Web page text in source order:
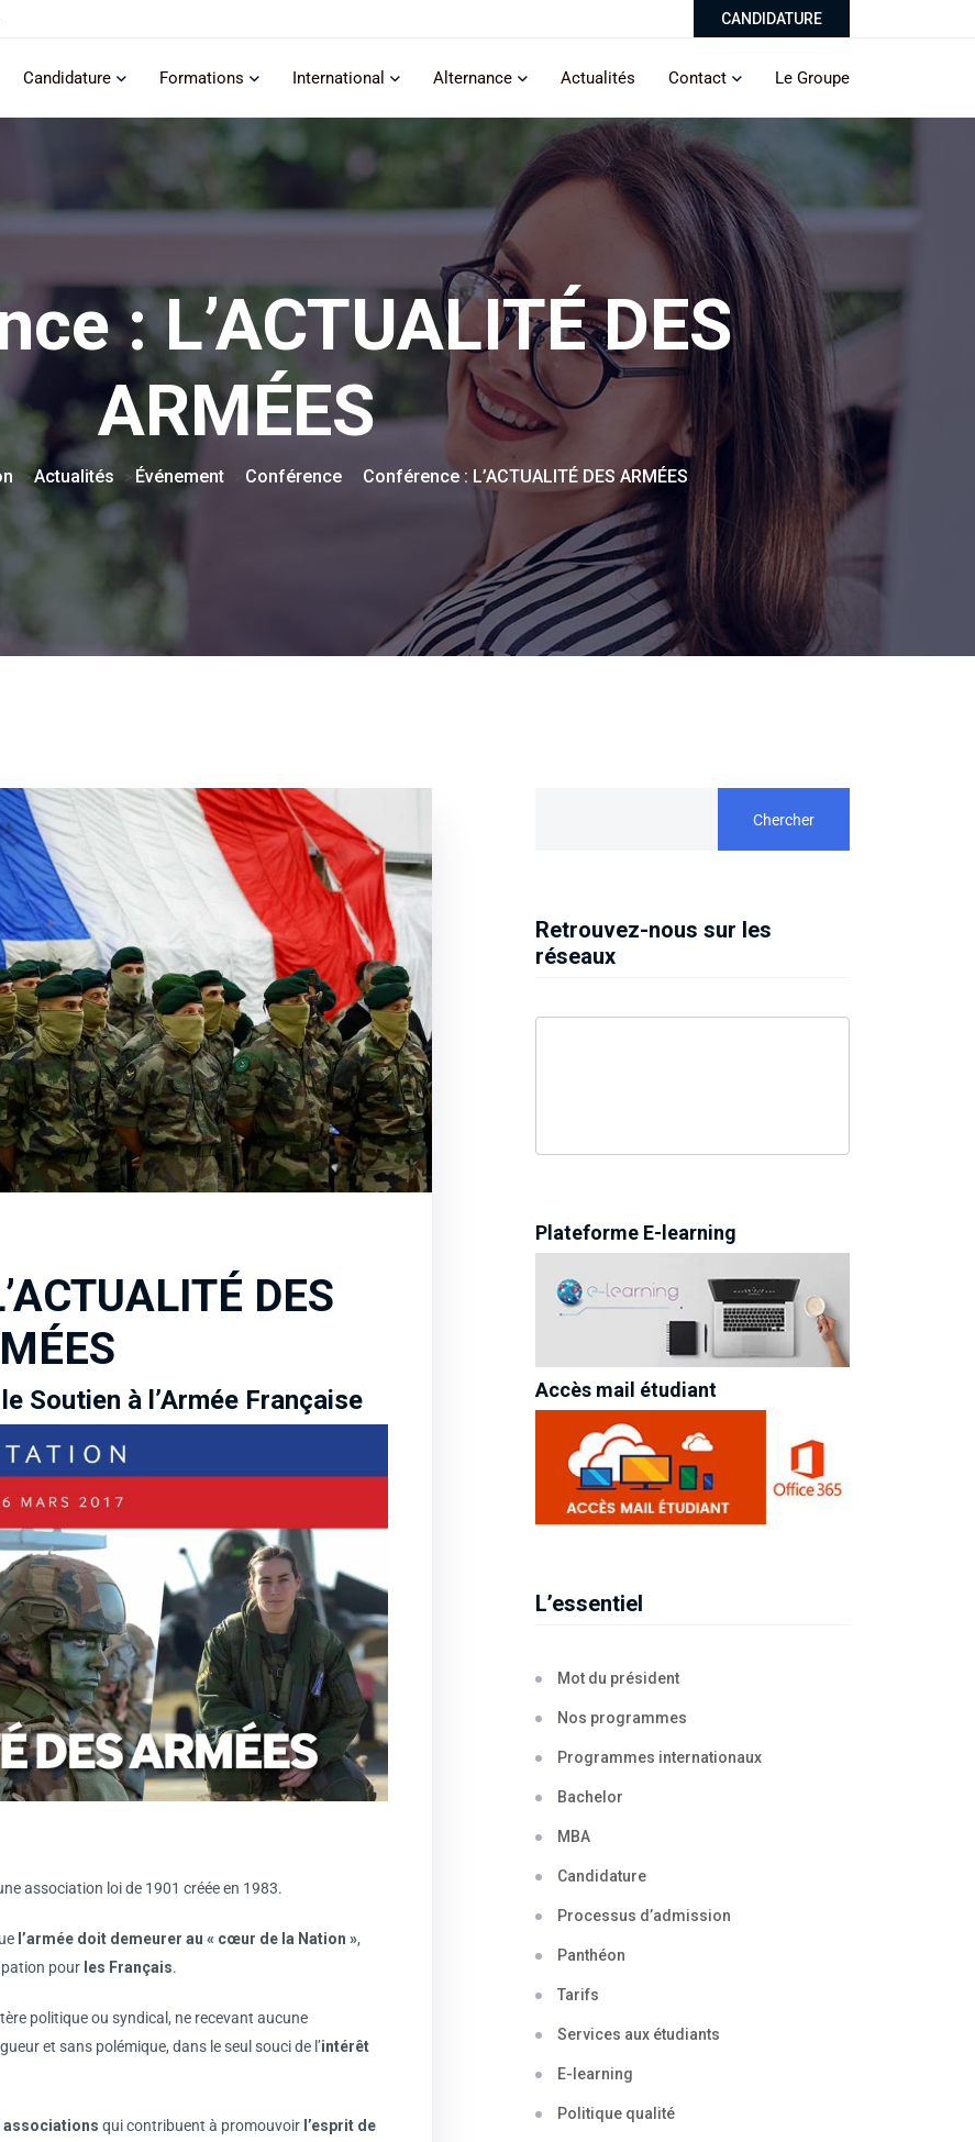
CANDIDATURE
Candidature Formations International Alternance Actualités Contact Le Groupe
: L’ACTUALITÉ DES
ARMÉES
>Actualités > Événement Conférence Conférence : L’ACTUALITÉ DES ARMÉES
DES
Soutien à l’Armée Française
association loi de 1901 créée en 1983.
l’armée doit demeurer au « cœur de la Nation »,
pour les Français.
politique ou syndical, ne recevant aucune
et sans polémique, dans le seul souci de l’intérêt
associations qui contribuent à promouvoir l’esprit de
Chercher
Retrouvez-nous sur les
réseaux
Plateforme E-learning
Accès mail étudiant
L’essentiel
Mot du président
Nos programmes
Programmes internationaux
Bachelor
MBA
Candidature
Processus d’admission
Panthéon
Tarifs
Services aux étudiants
E-learning
Politique qualité